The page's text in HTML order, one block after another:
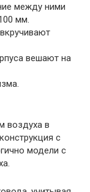
между ними
мм.
вешают на
воздуха в
с
модели с